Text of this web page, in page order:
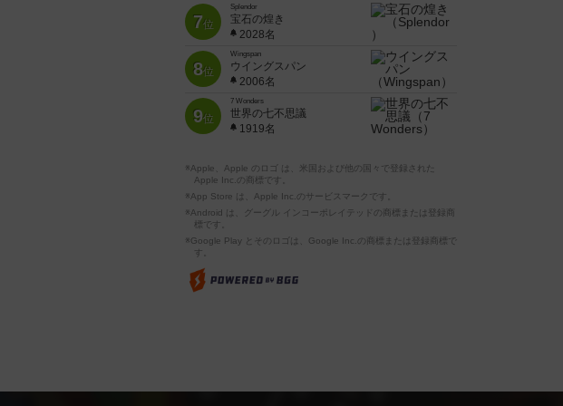
7位
Splendor
宝石の煌き
2028名
8位
Wingspan
ウイングスパン
2006名
9位
7 Wonders
世界の七不思議
1919名
※Apple、Apple のロゴ は、米国および他の国々で登録された
Apple Inc.の商標です。
※App Store は、Apple Inc.のサービスマークです。
※Android は、グーグル インコーポレイテッドの商標または登録商
標です。
※Google Play とそのロゴは、Google Inc.の商標または登録商標で
す。